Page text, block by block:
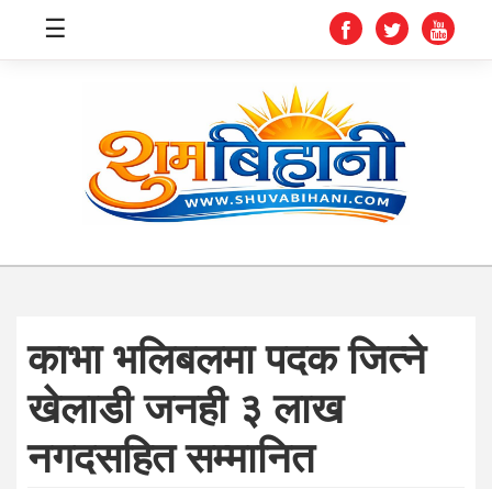
स्वास्थ्य
संघीय
प्रविधि
जीवनशैली
☰
काभा भलिबलमा पदक जित्ने
खेलाडी जनही ३ लाख
नगदसहित सम्मानित